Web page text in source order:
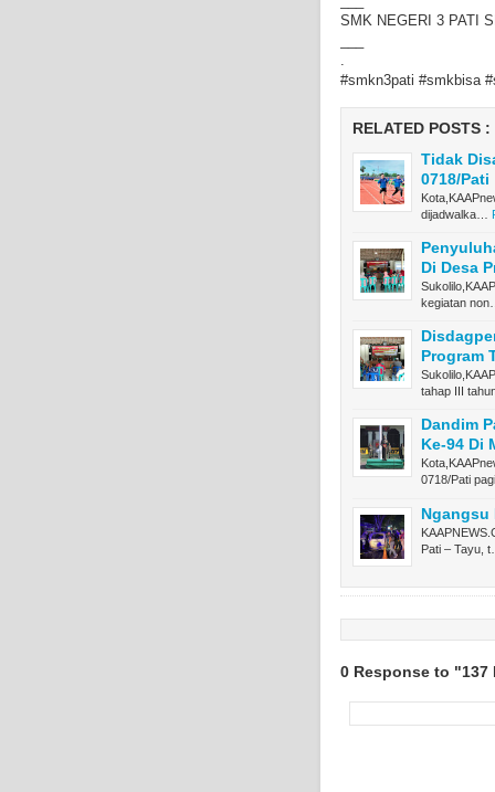
SMK NEGERI 3 PATI
#smkn3pati #smkbisa
RELATED POSTS :
Tidak
0718/Pati
dijadwalka…
Di Desa
kegiatan non…
Program
tahap III
Dandim
Ke-94 Di
0718/Pati
Ngangsu
Pati – Tayu, t…
0 Response to "137